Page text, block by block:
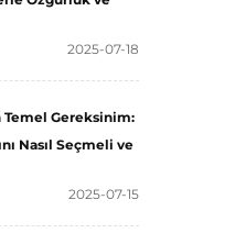
2025-07-18
Temel Gereksinim:
Nasıl Seçmeli ve
2025-07-15